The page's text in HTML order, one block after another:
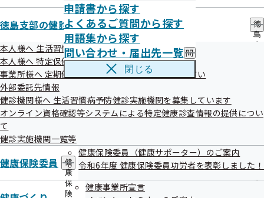
申請書から探す
よくあるご質問から探す
用語集から探す
問い合わせ・届出先一覧 問
い
せ
・
届
一
覧
の
サ
閉じる
徳島支部の健診・保健指導のご案内
徳
島
保
健
ご
案
内
本人様へ 生活習慣病予防健診のご案内
本人様へ 特定保健指導のご案内
事業所様へ 定期健康診断結果の提供にご協力ください
外部委託先情報
健診機関様へ 生活習慣病予防健診実施機関を募集しています
オンライン資格確認等システムによる特定健康診査情報の提供につい
て
健診実施機関一覧等
健康保険委員
健
康
保
険
健康保険委員（健康サポーター）のご案内
令和6年度 健康保険委員功労者を表彰しました！
健康事業所宣言
健診実施機関一覧等
生活習慣病予防健診実施機関一覧 （ご本人さ
ま）
特定保健指導実施機関一覧（ご本人さま）